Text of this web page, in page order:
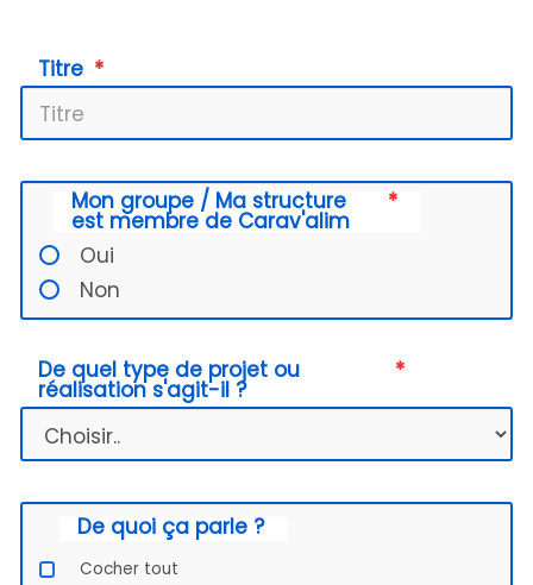
Titre
Mon groupe / Ma structure
est membre de Carav'alim
Oui
Non
De quel type de projet ou
réalisation s'agit-il ?
De quoi ça parle ?
Cocher tout